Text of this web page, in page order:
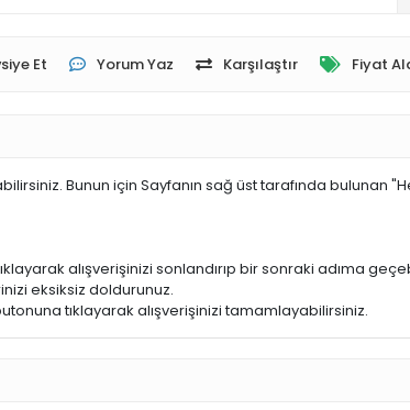
Et Yorum Yaz Karşılaştır Fiyat
Bunun için Sayfanın sağ üst tarafında bulunan
alışverişinizi sonlandırıp bir sonraki adıma
eksiksiz doldurunuz.
tıklayarak alışverişinizi tamamlayabilirsiniz.